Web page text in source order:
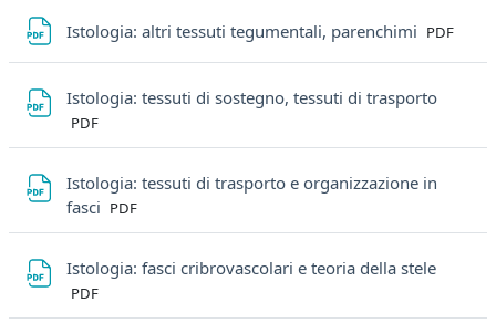
Istologia: altri tessuti tegumentali, parenchimi File
PDF
Istologia: tessuti di sostegno, tessuti di trasportoFile
PDF
Istologia: tessuti di trasporto e organizzazione in
fasci File
PDF
Istologia: fasci cribrovascolari e teoria della steleFile
PDF